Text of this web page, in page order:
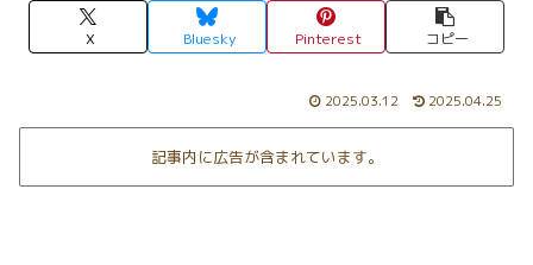
X Bluesky Pinterest コピー
2025.03.12 2025.04.25
記事内に広告が含まれています。